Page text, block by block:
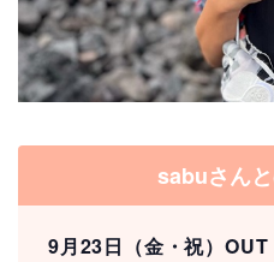
sabuさん
9月23日（金・祝）